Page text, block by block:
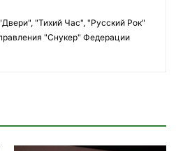
"Тихий Час", "Русский Рок"
"Снукер" Федерации